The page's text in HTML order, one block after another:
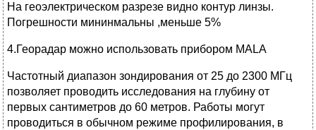
На геоэлектрическом разрезе видно контур линзы.
Погрешности мининмальны ,меньше 5%
4.Георадар можно использовать прибором МALA
Частотный диапазон зондирования от 25 до 2300 МГц
позволяет проводить исследования на глубину от
первых сантиметров до 60 метров. Работы могут
проводиться в обычном режиме профилирования, в